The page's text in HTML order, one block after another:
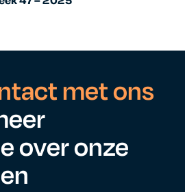
met ons
over onze